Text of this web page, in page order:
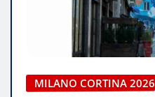
MILANO CORTINA 2026